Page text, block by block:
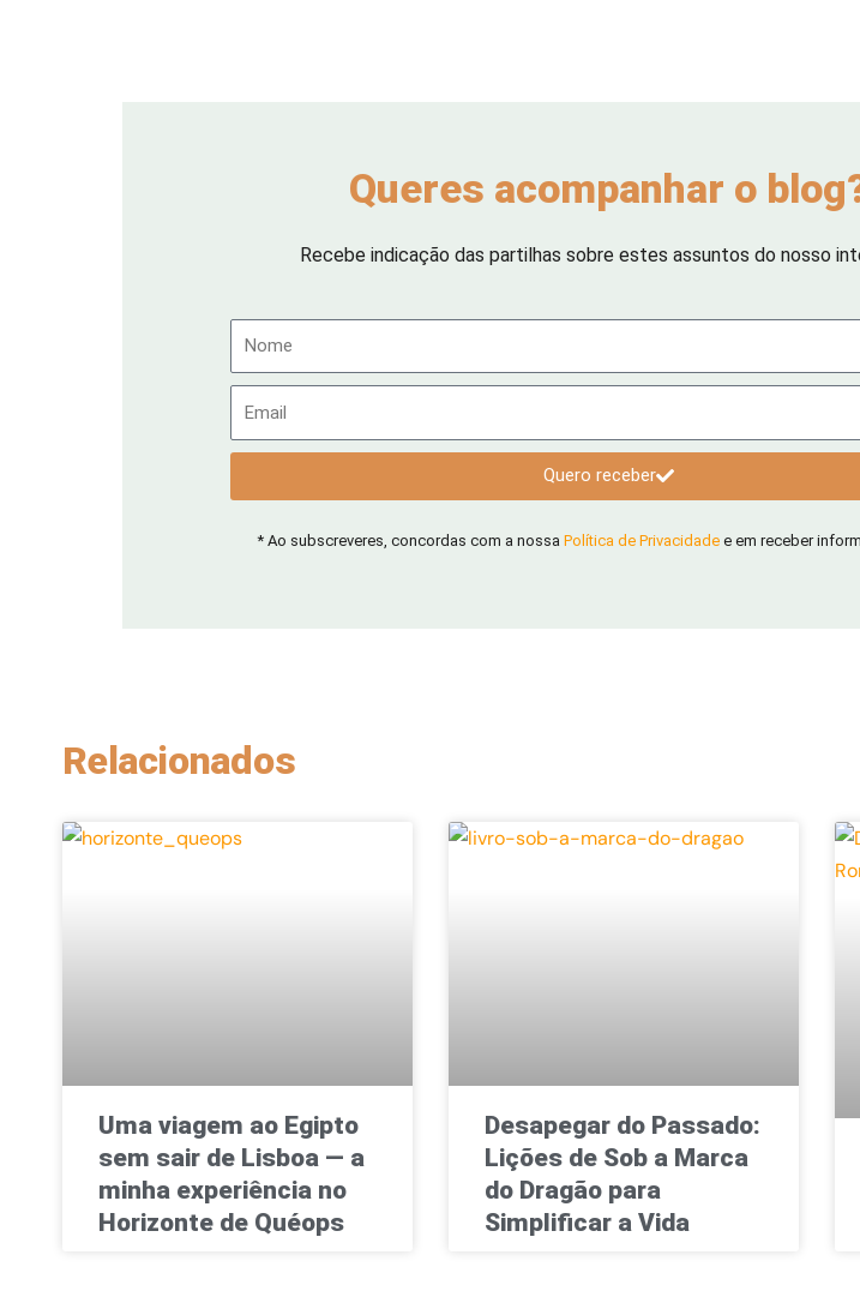
Queres acompanhar o
Recebe indicação das partilhas sobre estes assuntos do nosso
Nome
Email
Quero receber
* Ao subscreveres, concordas com a nossa Política de Privacidade e em receber
Relacionados
Uma viagem ao Egipto
sem sair de Lisboa — a
minha experiência no
Horizonte de Quéops
Desapegar do Passado:
Lições de Sob a Marca
do Dragão para
Simplificar a Vida